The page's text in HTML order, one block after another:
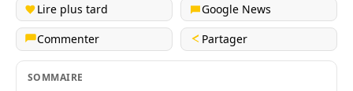
Lire plus tard
Google News
Commenter
Partager
SOMMAIRE